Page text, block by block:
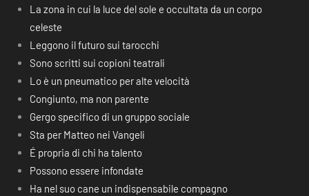
La zona in cui la luce del sole e occultata da un corpo
celeste
Leggono il futuro sui tarocchi
Sono scritti sui copioni teatrali
Lo è un pneumatico per alte velocità
Congiunto, ma non parente
Gergo specifico di un gruppo sociale
Sta per Matteo nei Vangeli
É propria di chi ha talento
Possono essere infondate
Ha nel suo cane un indispensabile compagno